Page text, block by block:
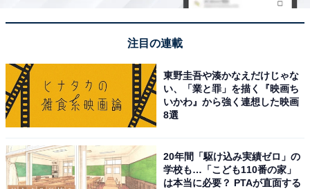
こんな人におすすめ
手持ちのCDをより良い音で聴き直したい人や、はじめて
ただし本機は原音に忠実なフラットな音作りが特徴で、
派手な色付けや重低音の迫力を求める場合は好みが分か
注目の連載
東野圭吾や湊かなえだけじゃな
い、「業と罪」を描く『映画ち
いかわ』から強く連想した映画
8選
20年間「駆け込み実績ゼロ」の
学校も…「こども110番の家」
は本当に必要？ PTAが直面する